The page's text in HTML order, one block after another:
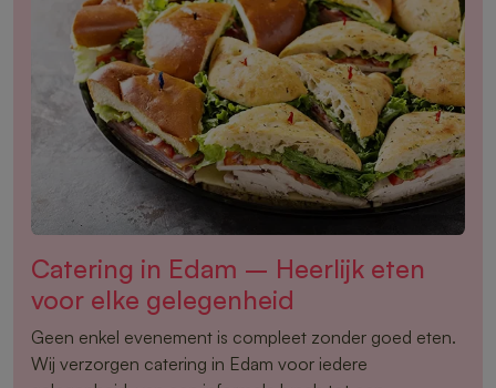
Catering in Edam – Heerlijk eten
voor elke gelegenheid
Geen enkel evenement is compleet zonder goed eten.
Wij verzorgen catering in Edam voor iedere